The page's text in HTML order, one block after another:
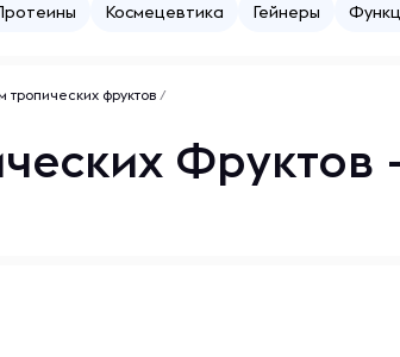
Космецевтика Гейнеры
тропических фруктов /